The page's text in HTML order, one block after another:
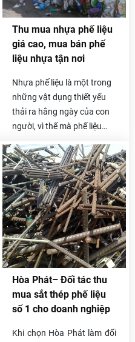
có ở các công ty, xưởng sản
được chúng tôi thu mua lại
với giá cao và cạnh tranh
nhất trên thị trường.
Thu mua nhựa phế liệu
giá cao, mua bán phế
liệu nhựa tận nơi
Nhựa phế liệu là một trong
những vật dụng thiết yếu
thải ra hằng ngày của con
người, vì thế mà phế liệu
lớn. Nếu bạn đang đau đầu
vì số phế liệu nhựa tồn kho
không biết phải xử lý như
thế nào thì hãy liên lạc ngay
với chúng tôi nhé. Thu mua
phế liệu Hòa Phát chuyên
thu mua nhựa phế liệu giá
cao trên toàn quốc, đội xe
chuyển nhanh gọn nhất,
thanh toán một lần và có
phần trăm hoa hồng cho
người giới thiệu.
Hòa Phát– Đối tác thu
mua sắt thép phế liệu
số 1 cho doanh nghiệp
Khi chọn Hòa Phát làm đối